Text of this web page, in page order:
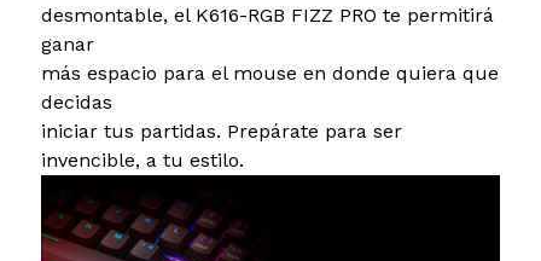
desmontable, el K616-RGB FIZZ PRO te permitirá
ganar
más espacio para el mouse en donde quiera que
decidas
iniciar tus partidas. Prepárate para ser
invencible, a tu estilo.